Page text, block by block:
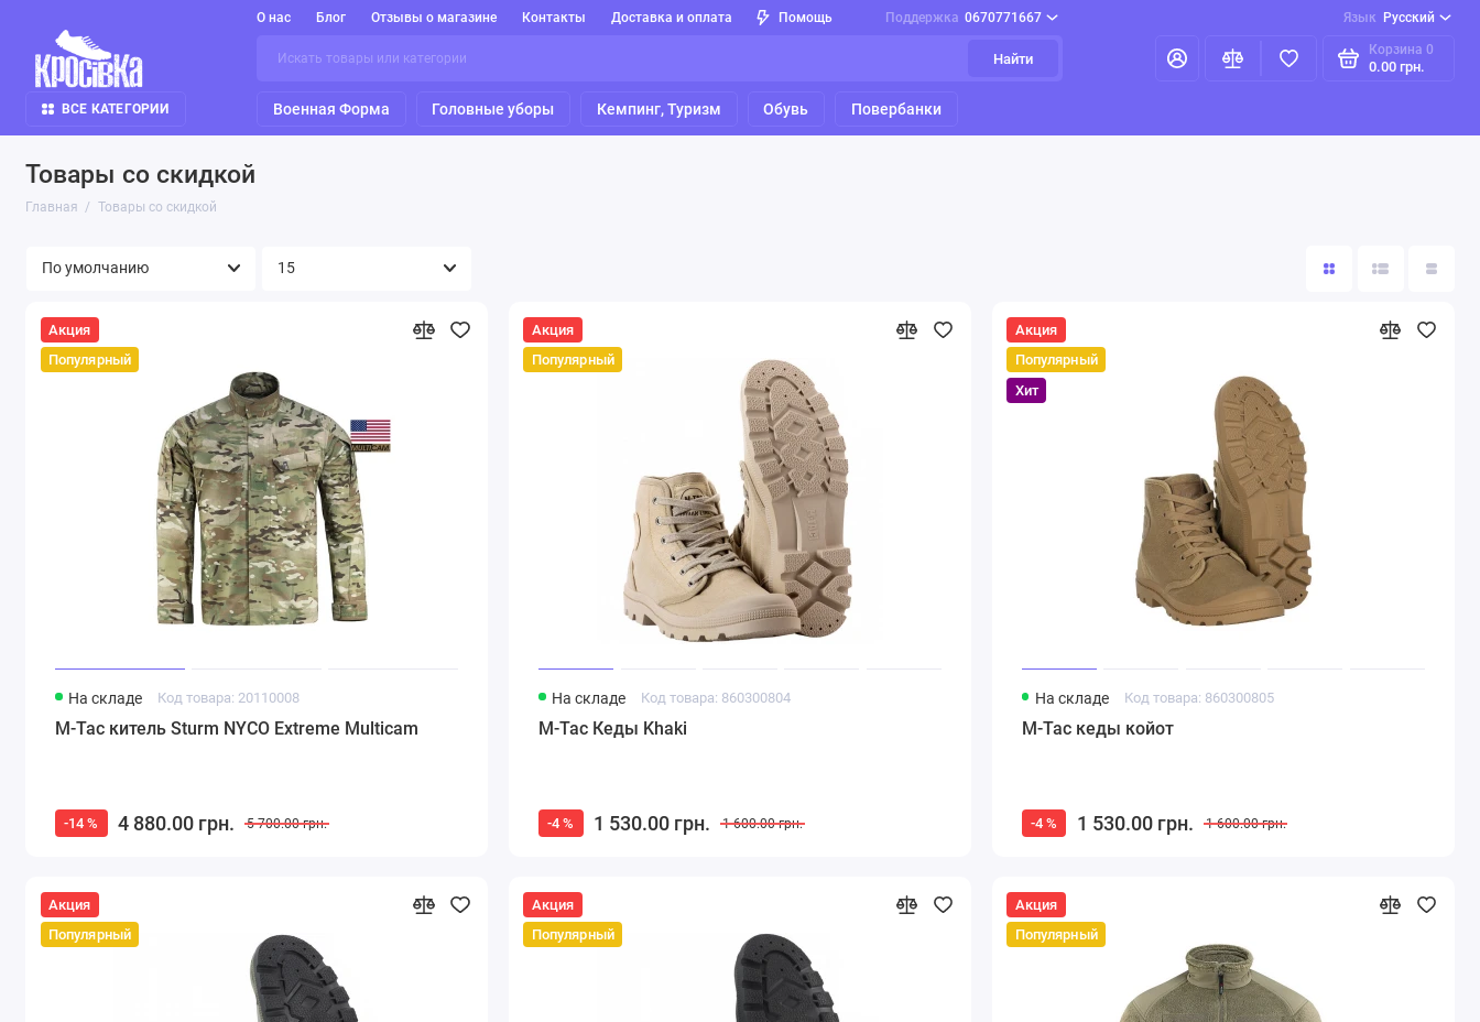
О нас Блог Отзывы о магазине Контакты Доставка и оплата Помощь Поддержка 0670771667 Язык Русский
Найти
Корзина 0
0.00 грн.
ВСЕ КАТЕГОРИИ Военная Форма Головные уборы Кемпинг, Туризм Обувь Повербанки
Товары со скидкой
Главная Товары со скидкой
Акция
Популярный
На складе Код товара: 20110008
M-Tac китель Sturm NYCO Extreme Multicam
-14 % 4 880.00 грн. 5 700.00 грн.
Акция
Популярный
На складе Код товара: 860300804
M-Tac Кеды Khaki
-4 % 1 530.00 грн. 1 600.00 грн.
Акция
Популярный
Хит
На складе Код товара: 860300805
M-Tac кеды койот
-4 % 1 530.00 грн. 1 600.00 грн.
Акция
Популярный
Акция
Популярный
Акция
Популярный